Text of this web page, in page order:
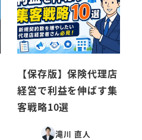
【保存版】保険代理店
経営で利益を伸ばす集
客戦略10選
滝川 直人